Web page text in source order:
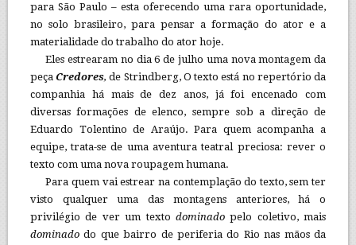
para São Paulo – esta oferecendo uma rara oportunidade,
no solo brasileiro, para pensar a formação do ator e a
materialidade do trabalho do ator hoje.
Eles estrearam no dia 6 de julho uma nova montagem da
peçaCredores, de Strindberg, O texto está no repertório da
companhia há mais de dez anos, já foi encenado com
diversas formações de elenco, sempre sob a direção de
Eduardo Tolentino de Araújo. Para quem acompanha a
equipe, trata-se de uma aventura teatral preciosa: rever o
texto com uma nova roupagem humana.
Para quem vai estrear na contemplação do texto, sem ter
visto qualquer uma das montagens anteriores, há o
privilégio de ver um texto dominadopelo coletivo, mais
dominadodo que bairro de periferia do Rio nas mãos da